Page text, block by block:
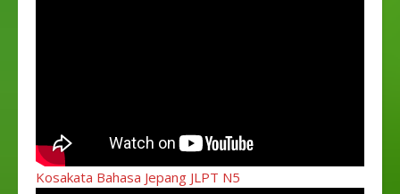
Kosakata Bahasa Jepang JLPT N5